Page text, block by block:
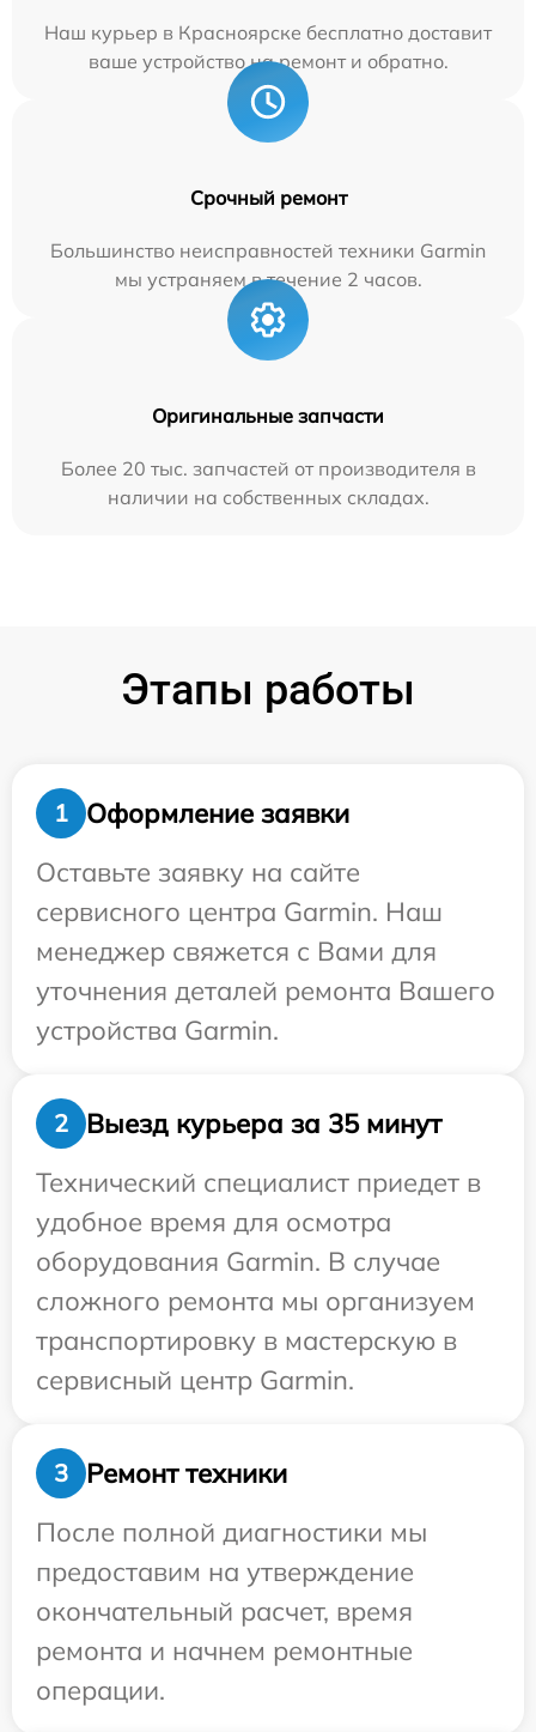
Наш курьер в Красноярске бесплатно доставит
ваше устройство на ремонт и обратно.
Срочный ремонт
Большинство неисправностей техники Garmin
мы устраняем в течение 2 часов.
Оригинальные запчасти
Более 20 тыс. запчастей от производителя в
наличии на собственных складах.
Этапы работы
1
Оформление заявки
Оставьте заявку на сайте
сервисного центра Garmin. Наш
менеджер свяжется с Вами для
уточнения деталей ремонта Вашего
устройства Garmin.
2
Выезд курьера за 35 минут
Технический специалист приедет в
удобное время для осмотра
оборудования Garmin. В случае
сложного ремонта мы организуем
транспортировку в мастерскую в
сервисный центр Garmin.
3
Ремонт техники
После полной диагностики мы
предоставим на утверждение
окончательный расчет, время
ремонта и начнем ремонтные
операции.